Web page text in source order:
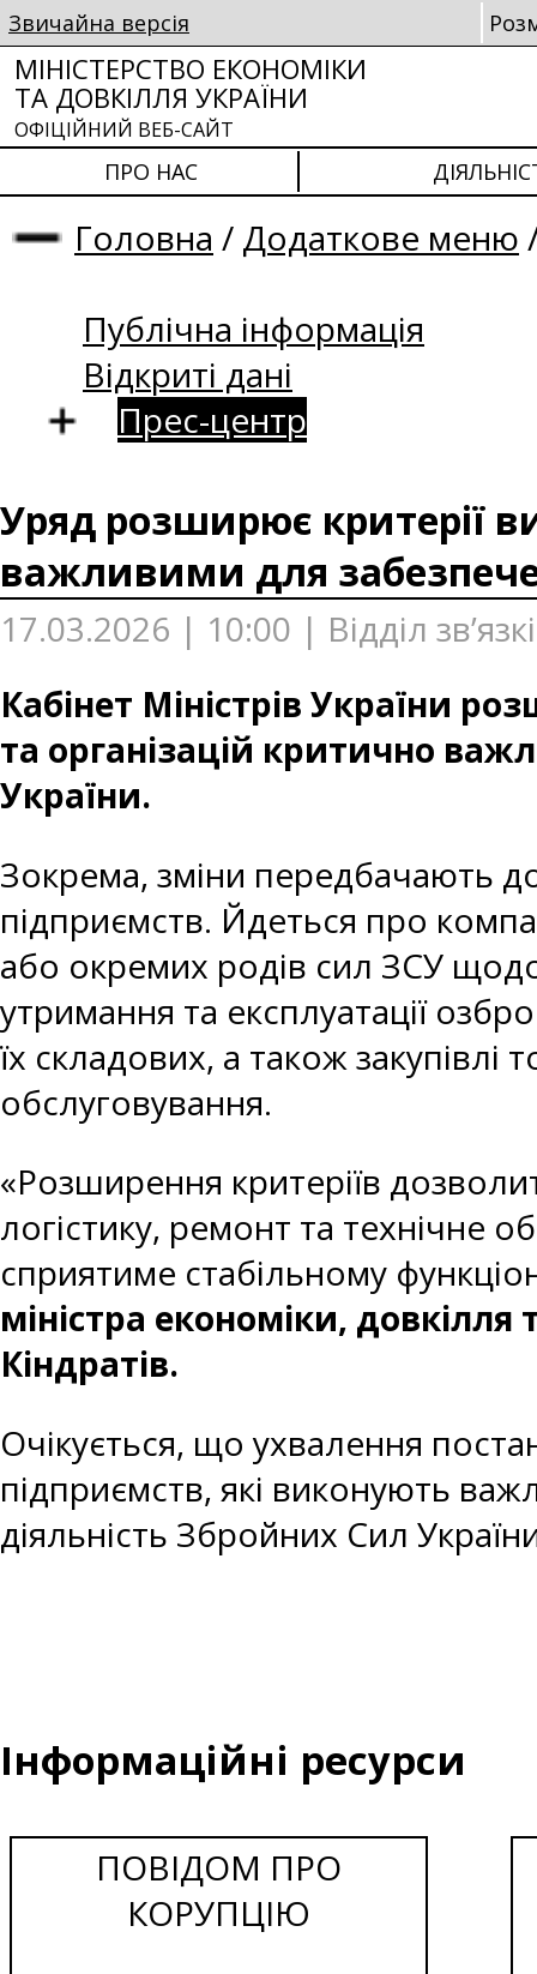
Звичайна версія
МІНІСТЕРСТВО ЕКОНОМІКИ
ТА ДОВКІЛЛЯ УКРАЇНИ
ОФІЦІЙНИЙ ВЕБ-САЙТ
ПРО НАС
Головна / Додаткове меню
Публічна інформація
Відкриті дані
Прес-центр
Уряд розширює критерії
важливими для
17.03.2026 | 10:00 | Відділ
Кабінет Міністрів України
та організацій критично
України.
Зокрема, зміни передбачають
підприємств. Йдеться про
або окремих родів сил ЗСУ
утримання та експлуатації
їх складових, а також
обслуговування.
«Розширення критеріїв
логістику, ремонт та технічне
сприятиме стабільному
міністра економіки, довкілля
Кіндратів.
Очікується, що ухвалення
підприємств, які виконують
діяльність Збройних Сил
Інформаційні ресурси
ПОВІДОМ ПРО
КОРУПЦІЮ